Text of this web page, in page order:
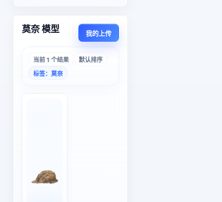
莫奈 模型 我的上传
当前 1 个结果
默认排序
标签：莫奈